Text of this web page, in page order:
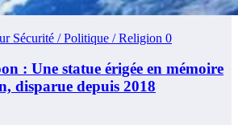
Sécurité / Politique / Religion 0
: Une statue érigée en mémoire
disparue depuis 2018